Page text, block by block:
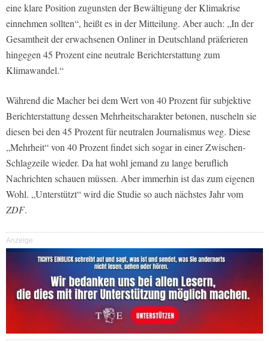
eine klare Position zugunsten der Bewältigung der Klimakrise
einnehmen sollten“, heißt es in der Mitteilung. Aber auch: „In der
Gesamtheit der erwachsenen Onliner in Deutschland präferieren
hingegen 45 Prozent eine neutrale Berichterstattung zum
Klimawandel.“
Während die Macher bei dem Wert von 40 Prozent für subjektive
Berichterstattung dessen Mehrheitscharakter betonen, nuscheln sie
diesen bei den 45 Prozent für neutralen Journalismus weg. Diese
„Mehrheit“ von 40 Prozent findet sich sogar in einer Zwischen-
Schlagzeile wieder. Da hat wohl jemand zu lange beruflich
Nachrichten schauen müssen. Aber immerhin ist das zum eigenen
Wohl. „Unterstützt“ wird die Studie so auch nächstes Jahr vom
ZDF.
Anzeige